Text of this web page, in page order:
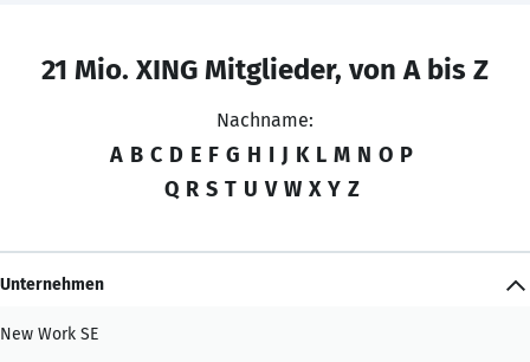
21 Mio. XING Mitglieder, von A bis Z
Nachname:
A B C D E F G H I J K L M N O P
Q R S T U V W X Y Z
Unternehmen
New Work SE